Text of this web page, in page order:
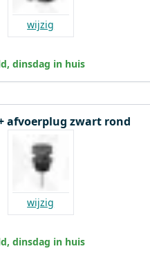
wijzig
dinsdag in huis
afvoerplug zwart rond
wijzig
dinsdag in huis